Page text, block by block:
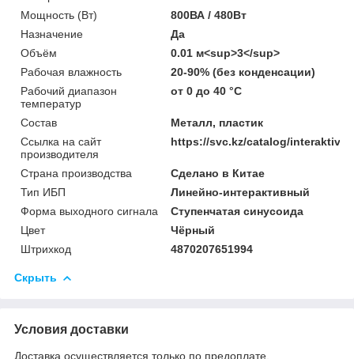
Мощность (Bт)
800ВА / 480Вт
Назначение
Да
Объём
0.01 м<sup>3</sup>
Рабочая влажность
20-90% (без конденсации)
Рабочий диапазон
температур
от 0 до 40 °С
Состав
Металл, пластик
Ссылка на сайт
производителя
https://svc.kz/catalog/
Страна производства
Сделано в Китае
Тип ИБП
Линейно-интерактивный
Форма выходного сигнала
Ступенчатая синусоида
Цвет
Чёрный
Штрихкод
4870207651994
Скрыть
Условия доставки
Доставка осуществляется только по предоплате.